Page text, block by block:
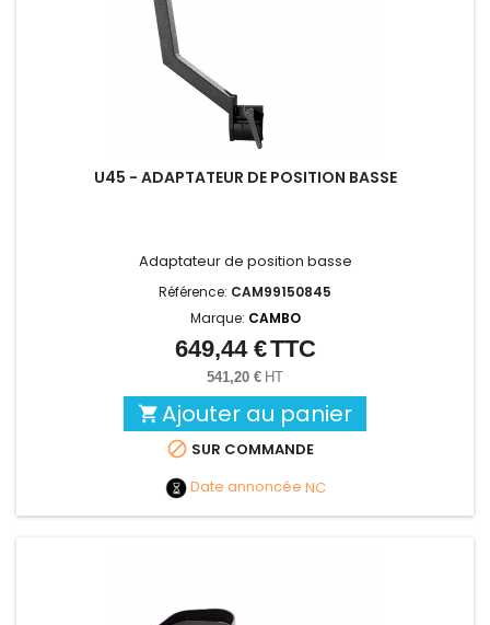
U45 - ADAPTATEUR DE POSITION BASSE
Adaptateur de position basse
Référence: CAM99150845
Marque: CAMBO
Prix
649,44 €TTC
541,20 € HT
 Ajouter au panier
 SUR COMMANDE
Date annoncée NC